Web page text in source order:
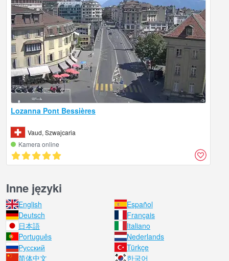
Lozanna Pont Bessières
Vaud, Szwajcaria
Kamera online
Inne języki
English
Español
Deutsch
Français
日本語
Italiano
Português
Nederlands
Русский
Türkçe
简体中文
한국어